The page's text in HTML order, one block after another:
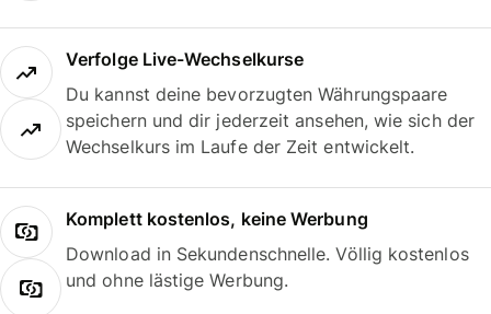
Verfolge Live-Wechselkurse
Du kannst deine bevorzugten Währungspaare
speichern und dir jederzeit ansehen, wie sich der
Wechselkurs im Laufe der Zeit entwickelt.
Komplett kostenlos, keine Werbung
Download in Sekundenschnelle. Völlig kostenlos
und ohne lästige Werbung.